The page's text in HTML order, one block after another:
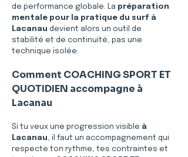
de performance globale. La préparation
mentale pour la pratique du surf à
Lacanau devient alors un outil de
stabilité et de continuité, pas une
technique isolée.
Comment COACHING SPORT ET
QUOTIDIEN accompagne à
Lacanau
Si tu veux une progression visible à
Lacanau, il faut un accompagnement qui
respecte ton rythme, tes contraintes et